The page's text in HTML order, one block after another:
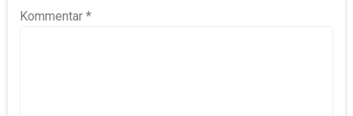
Kommentar *